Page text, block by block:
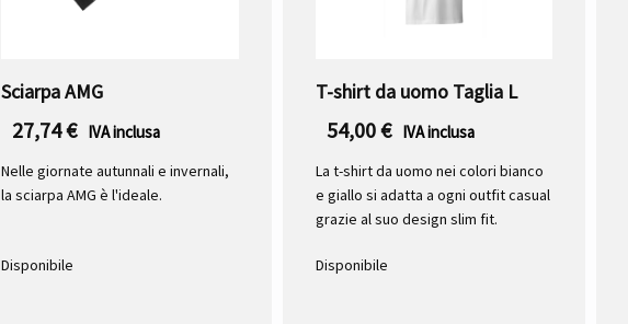
Sciarpa AMG
27,74€ IVA inclusa
Nelle giornate autunnali e invernali,
la sciarpa AMG è l'ideale.
Disponibile
T-shirt da uomo Taglia L
54,00€ IVA inclusa
La t-shirt da uomo nei colori bianco
e giallo si adatta a ogni outfit casual
grazie al suo design slim fit.
Disponibile